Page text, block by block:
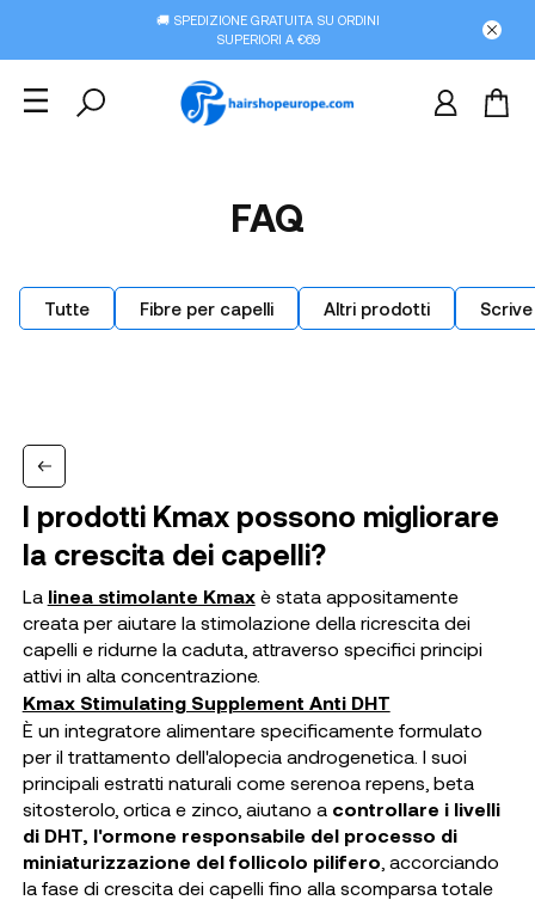
🚚 SPEDIZIONE GRATUITA SU ORDINI
SUPERIORI A €69
FAQ
Tutte Fibre per capelli Altri prodotti
I prodotti Kmax possono migliorare
la crescita dei capelli?
La linea stimolante Kmaxè stata appositamente
creata per aiutare la stimolazione della ricrescita dei
capelli e ridurne la caduta, attraverso specifici principi
attivi in alta concentrazione.
Kmax Stimulating Supplement Anti DHT
È un integratore alimentare specificamente formulato
per il trattamento dell'alopecia androgenetica. I suoi
principali estratti naturali come serenoa repens, beta
sitosterolo, ortica e zinco, aiutano a controllare i livelli
di DHT, l'ormone responsabile del processo di
miniaturizzazione del follicolo pilifero , accorciando
la fase di crescita dei capelli fino alla scomparsa totale